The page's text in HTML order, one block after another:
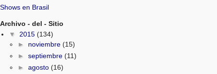
Shows en Brasil
Archivo - del - Sitio
▼ 2015 (134)
► noviembre (15)
► septiembre (11)
► agosto (16)